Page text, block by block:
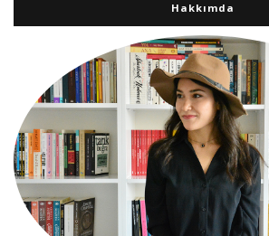
Hakkımda